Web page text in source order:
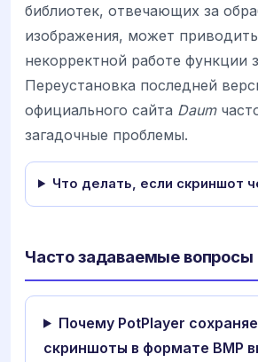
библиотек, отвечающих за
изображения, может
некорректной работе функции
Переустановка последней
официального сайта Daum
загадочные проблемы.
Что делать, если скриншот
Часто задаваемые вопросы
Почему PotPlayer
скриншоты в формате BMP